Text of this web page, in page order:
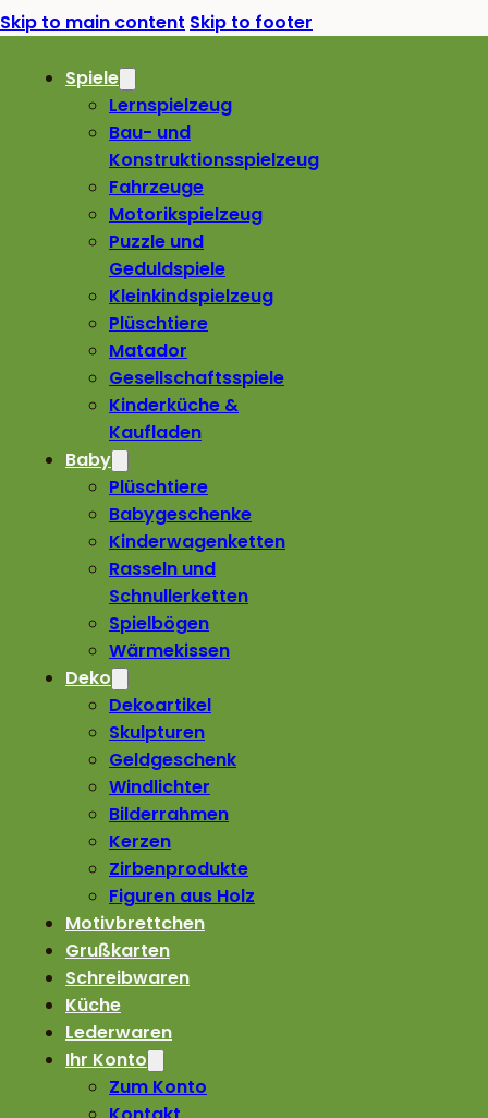
Skip to main content Skip to footer
Spiele
Lernspielzeug
Bau- und
Konstruktionsspielzeug
Fahrzeuge
Motorikspielzeug
Puzzle und
Geduldspiele
Kleinkindspielzeug
Plüschtiere
Matador
Gesellschaftsspiele
Kinderküche &
Kaufladen
Baby
Plüschtiere
Babygeschenke
Kinderwagenketten
Rasseln und
Schnullerketten
Spielbögen
Wärmekissen
Deko
Dekoartikel
Skulpturen
Geldgeschenk
Windlichter
Bilderrahmen
Kerzen
Zirbenprodukte
Figuren aus Holz
Motivbrettchen
Grußkarten
Schreibwaren
Küche
Lederwaren
Ihr Konto
Zum Konto